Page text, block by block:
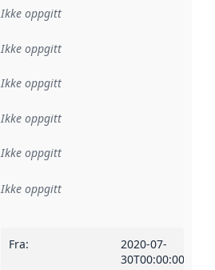
Ikke oppgitt
Ikke oppgitt
Ikke oppgitt
Ikke oppgitt
Ikke oppgitt
:
Ikke oppgitt
Fra:
2020-07-
30T00:00:00Z